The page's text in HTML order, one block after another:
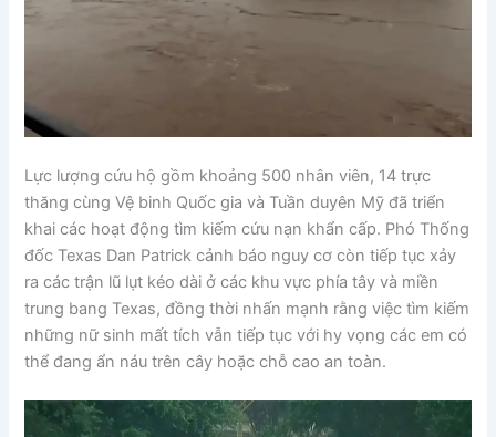
Lực lượng cứu hộ gồm khoảng 500 nhân viên, 14 trực
thăng cùng Vệ binh Quốc gia và Tuần duyên Mỹ đã triển
khai các hoạt động tìm kiếm cứu nạn khẩn cấp. Phó Thống
đốc Texas Dan Patrick cảnh báo nguy cơ còn tiếp tục xảy
ra các trận lũ lụt kéo dài ở các khu vực phía tây và miền
trung bang Texas, đồng thời nhấn mạnh rằng việc tìm kiếm
những nữ sinh mất tích vẫn tiếp tục với hy vọng các em có
thể đang ẩn náu trên cây hoặc chỗ cao an toàn.